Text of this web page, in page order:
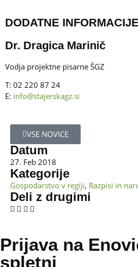
VSE NOVICE
Datum
27. Feb 2018
Kategorije
Gospodarstvo v regiji, Razpisi in
Deli z drugimi
DODATNE
Dr. Dragica Marinič
Vodja projektne pisarne ŠGZ
T: 02 220 87 24
E: info@stajerskagz.si
Prijava na
spletni